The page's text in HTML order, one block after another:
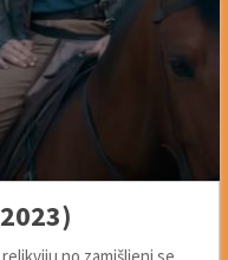
no zamišljeni se